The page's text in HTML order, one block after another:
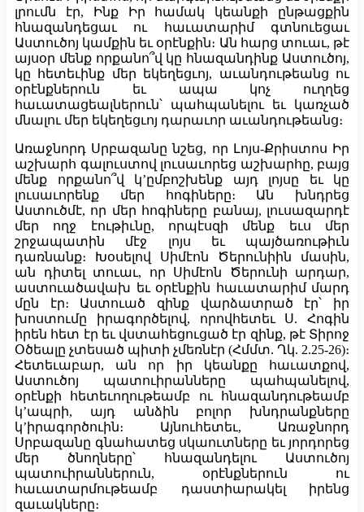
լրումն էր, Ինք Իր համակ կեանքի ընթացքին
հնազանդեցաւ ու հաւատարիմ գտնուեցաւ
Աստուծոյ կամքին եւ օրէնքին։ Ան հարց տուաւ, թէ
այսօր մենք որքանո՞վ կը հնազանդինք Աստուծոյ,
կը հետեւինք մեր եկեղեցւոյ, աւանդութեանց ու
օրէնքներուն եւ ապա կոչ ուղղեց
հաւատացեալներուն՝ պահպանելու եւ կառչած
մնալու մեր եկեղեցւոյ դարաւոր աւանդութեանց։
Առաջնորդ Սրբազանը նշեց, որ Լոյս-Քրիստոս Իր
աշխարհ գալուստով լուսաւորեց աշխարհը, բայց
մենք որքանո՞վ կ’ըմբոշխենք այդ լոյսը եւ կը
լուսաւորենք մեր հոգիները։ Ան խնդրեց
Աստուծմէ, որ մեր հոգիները բանայ, լուսազարդէ
մեր ողջ էութիւնը, որպէսզի մենք եւս մեր
շրջապատին մէջ լոյս եւ պայծառութիւն
դառնանք։ Խօսելով Սիմէոն Ծերունիին մասին,
ան դիտել տուաւ, որ Սիմէոն Ծերունի արդար,
աստուածավախ եւ օրէնքին հաւատարիմ մարդ
մըն էր։ Աստուած զինք վարձատրած էր՝ իր
խոստումը իրագործելով, որովհետեւ Ս. Հոգին
իրեն հետ էր եւ վստահեցուցած էր զինք, թէ Տիրոջ
Օծեալը չտեսած պիտի չմեռնէր (Հմմտ. Ղկ. 2.25-26)։
Հետեւաբար, ան որ իր կեանքը հաւատքով,
Աստուծոյ պատուիրանները պահպանելով,
օրէնքի հետեւողութեամբ ու հնազանդութեամբ
կ’ապրի, այդ անձին բոլոր խնդրանքները
կ’իրագործուին։ Այնուհետեւ, Առաջնորդ
Սրբազանը գնահատեց սկաուտները եւ յորդորեց
մեր ծնողները՝ հնազանդելու Աստուծոյ
պատուիրաններուն, օրէնքներուն ու
հաւատարմութեամբ դաստիարակել իրենց
զաւակները։